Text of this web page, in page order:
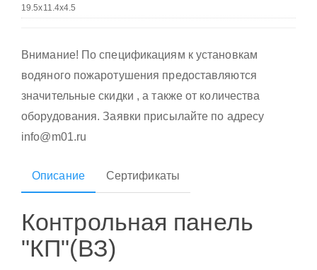
Внимание! По спецификациям к установкам
водяного пожаротушения предоставляются
значительные скидки , а также от количества
оборудования. Заявки присылайте по адресу
info@m01.ru
Описание Сертификаты
Контрольная панель
"КП"(ВЗ)